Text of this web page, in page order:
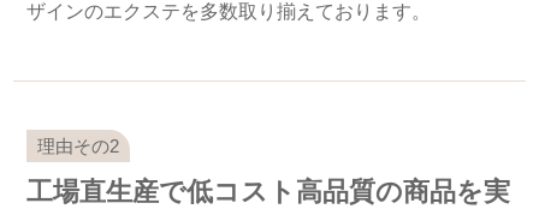
ザインのエクステを多数取り揃えております。
工場直生産で低コスト高品質の商品を実